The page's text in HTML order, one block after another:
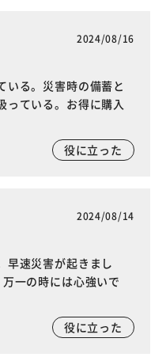
2024/08/16
いる。災害時の備蓄と
っている。お得に購入
役に立った
2024/08/14
早速災害が起きまし
一の時には心強いで
役に立った